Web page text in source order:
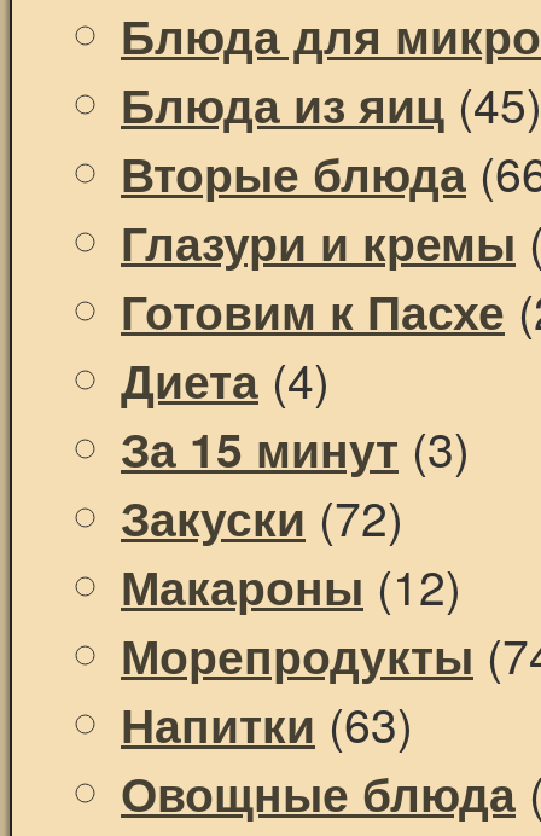
Блюда для
Блюда из яиц (45)
Вторые блюда
Глазури и кремы
Готовим к Пасхе
Диета (4)
За 15 минут (3)
Закуски (72)
Макароны (12)
Морепродукты
Напитки (63)
Овощные блюда